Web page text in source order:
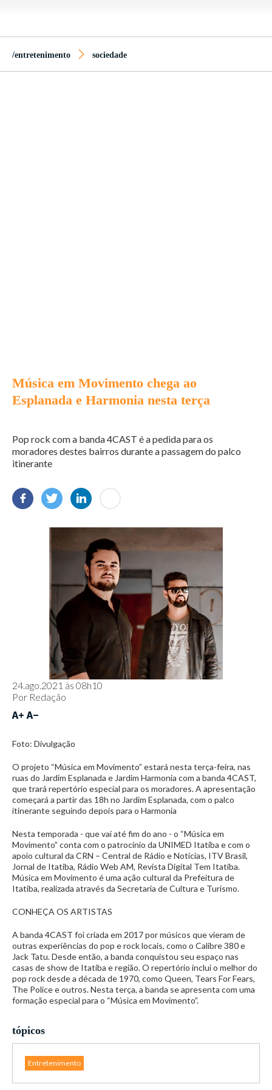
/entretenimento sociedade
Música em Movimento chega ao
Esplanada e Harmonia nesta terça
Pop rock com a banda 4CAST é a pedida para os
moradores destes bairros durante a passagem do palco
itinerante
24.ago.2021 às 08h10
Por Redação
Foto: Divulgação
O projeto “Música em Movimento” estará nesta terça-feira, nas
ruas do Jardim Esplanada e Jardim Harmonia com a banda 4CAST,
que trará repertório especial para os moradores. A apresentação
começará a partir das 18h no Jardim Esplanada, com o palco
itinerante seguindo depois para o Harmonia
Nesta temporada - que vai até fim do ano - o “Música em
Movimento” conta com o patrocínio da UNIMED Itatiba e com o
apoio cultural da CRN – Central de Rádio e Notícias, ITV Brasil,
Jornal de Itatiba, Rádio Web AM, Revista Digital Tem Itatiba.
Música em Movimento é uma ação cultural da Prefeitura de
Itatiba, realizada através da Secretaria de Cultura e Turismo.
CONHEÇA OS ARTISTAS
A banda 4CAST foi criada em 2017 por músicos que vieram de
outras experiências do pop e rock locais, como o Calibre 380 e
Jack Tatu. Desde então, a banda conquistou seu espaço nas
casas de show de Itatiba e região. O repertório inclui o melhor do
pop rock desde a década de 1970, como Queen, Tears For Fears,
The Police e outros. Nesta terça, a banda se apresenta com uma
formação especial para o “Música em Movimento”.
tópicos
Entretenimento